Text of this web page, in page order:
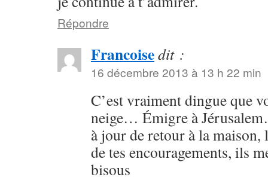
Répondre
Francoisedit :
16 décembre 2013 à 13 h 22 min
C’est vraiment dingue que
neige… Émigre à
à jour de retour à la maison,
de tes encouragements, ils
bisous